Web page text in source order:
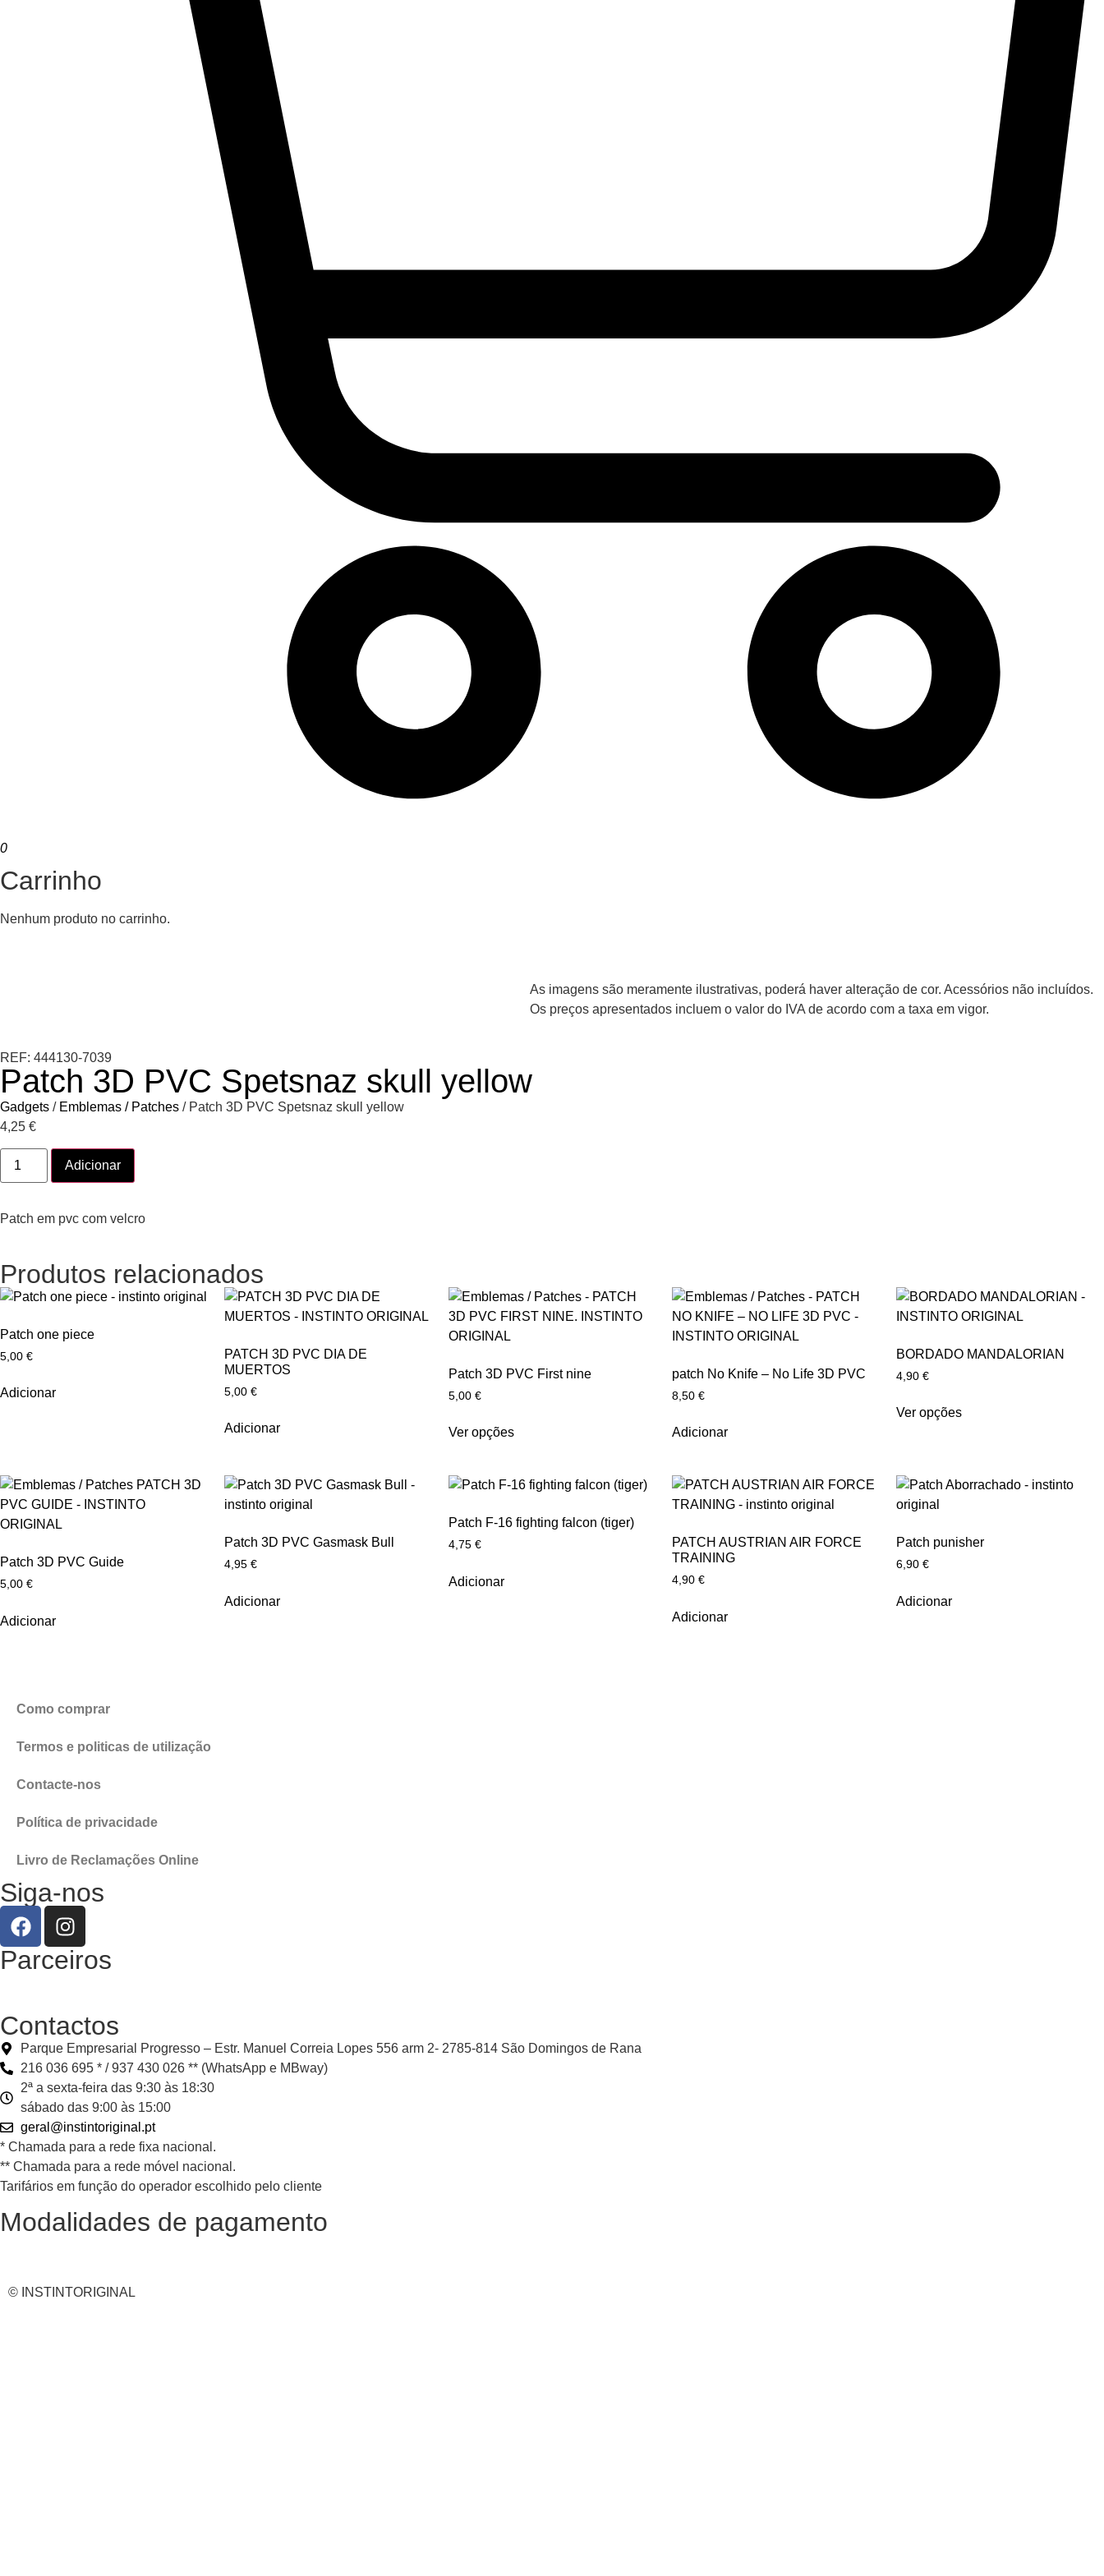
0
Carrinho
Nenhum produto no carrinho.
As imagens são meramente ilustrativas, poderá haver alteração de cor. Acessórios não incluídos.
Os preços apresentados incluem o valor do IVA de acordo com a taxa em vigor.
REF: 444130-7039
Patch 3D PVC Spetsnaz skull yellow
Gadgets / Emblemas / Patches / Patch 3D PVC Spetsnaz skull yellow
4,25 €
Adicionar
Patch em pvc com velcro
Produtos relacionados
Patch one piece
5,00 €
Adicionar
PATCH 3D PVC DIA DE
MUERTOS
5,00 €
Adicionar
Patch 3D PVC First nine
5,00 €
Ver opções
patch No Knife – No Life 3D PVC
8,50€
Adicionar
BORDADO MANDALORIAN
4,90€
Ver opções
Patch 3D PVC Guide
5,00 €
Adicionar
Patch 3D PVC Gasmask Bull
4,95 €
Adicionar
Patch F-16 fighting falcon (tiger)
4,75 €
Adicionar
PATCH AUSTRIAN AIR FORCE
TRAINING
4,90€
Adicionar
Patch punisher
6,90€
Adicionar
Como comprar
Termos e politicas de utilização
Contacte-nos
Política de privacidade
Livro de Reclamações Online
Siga-nos
Parceiros
Contactos
Parque Empresarial Progresso – Estr. Manuel Correia Lopes 556 arm 2- 2785-814 São Domingos de Rana
216 036 695 * / 937 430 026 ** (WhatsApp e MBway)
2ª a sexta-feira das 9:30 às 18:30
sábado das 9:00 às 15:00
geral@instintoriginal.pt
* Chamada para a rede fixa nacional.
** Chamada para a rede móvel nacional.
Tarifários em função do operador escolhido pelo cliente
Modalidades de pagamento
© INSTINTORIGINAL